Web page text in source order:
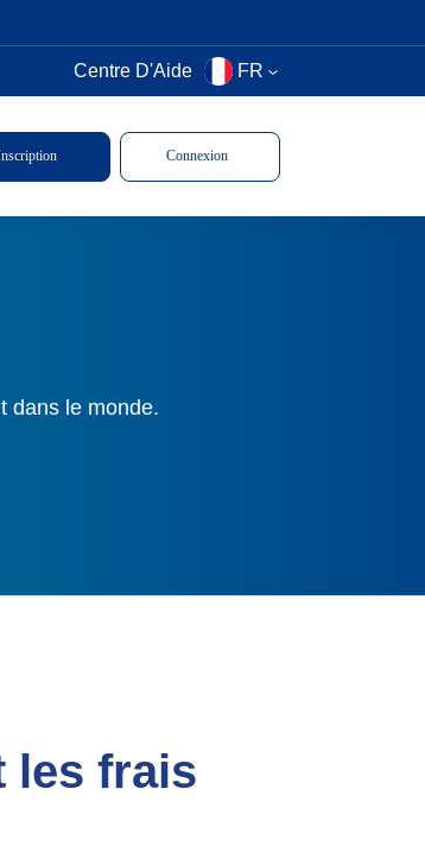
Centre D'Aide FR
Connexion
dans le monde.
les frais